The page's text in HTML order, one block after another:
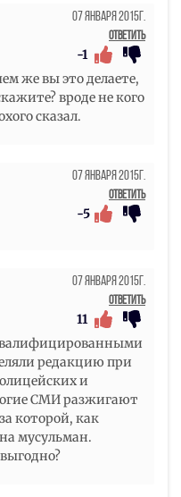
07 Января 2015г.
Ответить
-1
же вы это делаете,
вроде не кого
сказал.
07 Января 2015г.
Ответить
-5
07 Января 2015г.
Ответить
11
редакцию при
и
СМИ разжигают
которой, как
мусульман.